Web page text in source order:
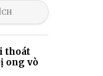
thoát
ong vò